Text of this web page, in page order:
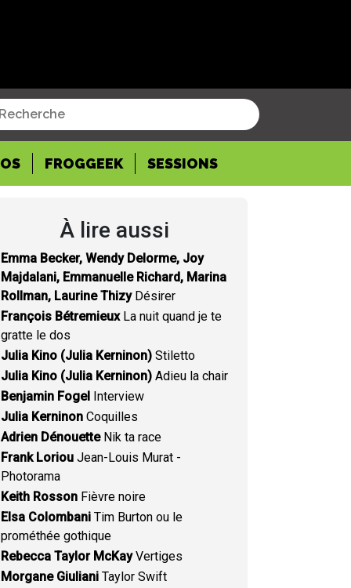
FROGGEEK SESSIONS
À lire aussi
Emma Becker, Wendy Delorme, Joy
Majdalani, Emmanuelle Richard, Marina
Rollman, Laurine ThizyDésirer
François BétremieuxLa nuit quand je te
gratte le dos
Julia Kino (Julia Kerninon) Stiletto
Julia Kino (Julia Kerninon) Adieu la chair
Benjamin Fogel Interview
Julia Kerninon Coquilles
Adrien DénouetteNik ta race
Frank Loriou Jean-Louis Murat -
Photorama
Keith Rosson Fièvre noire
Elsa Colombani Tim Burton ou le
prométhée gothique
Rebecca Taylor McKayVertiges
Morgane Giuliani Taylor Swift